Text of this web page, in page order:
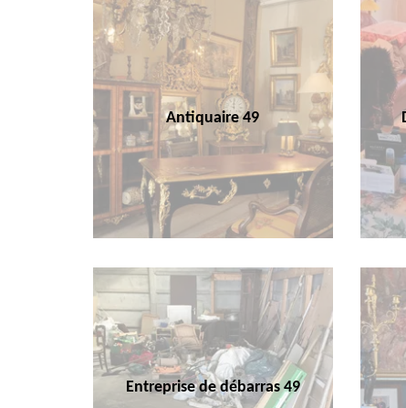
Antiquaire 49
Entreprise de débarras 49